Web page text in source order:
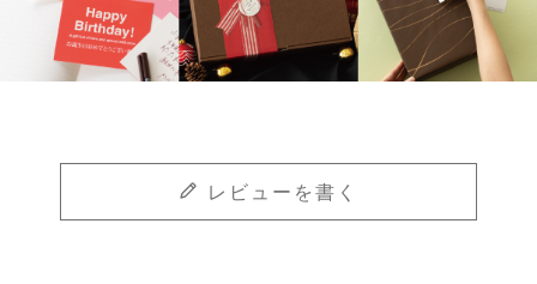
レビューを書く